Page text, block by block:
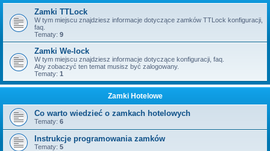
k
Zamki TTLock
W tym miejscu znajdziesz informacje dotyczące zamków TTLock konfiguracji,
faq.
Tematy: 9
Zamki We-lock
W tym miejscu znajdziesz informacje dotyczące konfiguracji, faq.
Aby zobaczyć ten temat musisz być zalogowany.
Tematy: 1
Zamki Hotelowe
Co warto wiedzieć o zamkach hotelowych
Tematy: 6
Instrukcje programowania zamków
Tematy: 5